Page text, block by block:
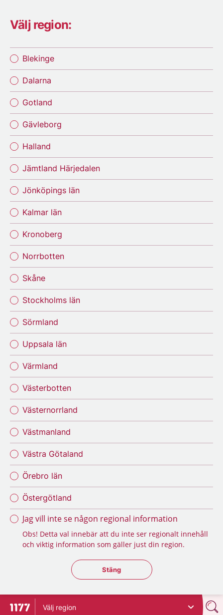
Välj region:
Blekinge
Dalarna
Gotland
Gävleborg
Halland
Jämtland Härjedalen
Jönköpings län
Kalmar län
Kronoberg
Norrbotten
Skåne
Stockholms län
Sörmland
Uppsala län
Värmland
Västerbotten
Västernorrland
Västmanland
Västra Götaland
Örebro län
Östergötland
Jag vill inte se någon regional information
Obs! Detta val innebär att du inte ser regionalt innehåll
och viktig information som gäller just din region.
Stäng regionsväljaren
Stäng
Till startsidan för 1177
Välj region